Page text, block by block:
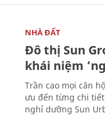
NHÀ ĐẤT
Đô thị Sun
khái niệm
Trần cao mọi căn
ưu đến từng chi
nghỉ dưỡng Sun